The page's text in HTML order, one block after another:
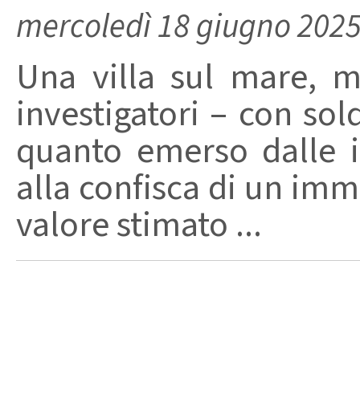
mercoledì 18 giugno
Una villa sul mare,
investigatori – con
quanto emerso dalle
alla confisca di un
valore stimato ...